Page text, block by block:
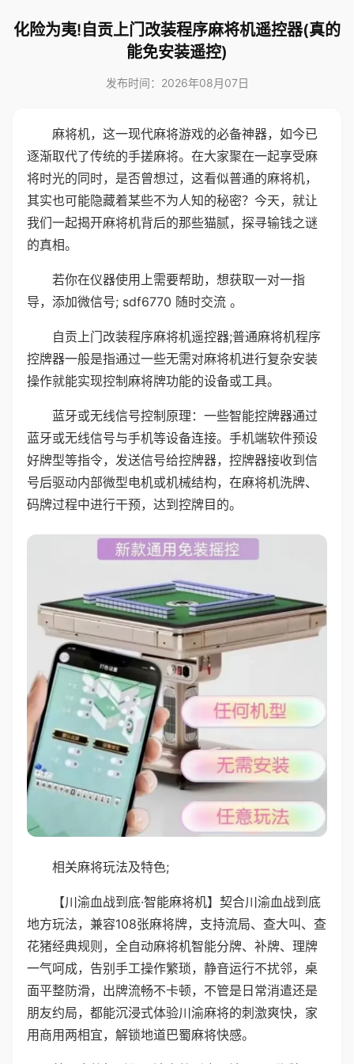
化险为夷!自贡上门改装程序麻将机遥控器(真的
能免安装遥控)
发布时间：2026年08月07日
麻将机，这一现代麻将游戏的必备神器，如今已
逐渐取代了传统的手搓麻将。在大家聚在一起享受麻
将时光的同时，是否曾想过，这看似普通的麻将机，
其实也可能隐藏着某些不为人知的秘密？今天，就让
我们一起揭开麻将机背后的那些猫腻，探寻输钱之谜
的真相。
若你在仪器使用上需要帮助，想获取一对一指
导，添加微信号; sdf6770 随时交流 。
自贡上门改装程序麻将机遥控器;普通麻将机程序
控牌器一般是指通过一些无需对麻将机进行复杂安装
操作就能实现控制麻将牌功能的设备或工具。
蓝牙或无线信号控制原理：一些智能控牌器通过
蓝牙或无线信号与手机等设备连接。手机端软件预设
好牌型等指令，发送信号给控牌器，控牌器接收到信
号后驱动内部微型电机或机械结构，在麻将机洗牌、
码牌过程中进行干预，达到控牌目的。
相关麻将玩法及特色;
【川渝血战到底·智能麻将机】契合川渝血战到底
地方玩法，兼容108张麻将牌，支持流局、查大叫、查
花猪经典规则，全自动麻将机智能分牌、补牌、理牌
一气呵成，告别手工操作繁琐，静音运行不扰邻，桌
面平整防滑，出牌流畅不卡顿，不管是日常消遣还是
朋友约局，都能沉浸式体验川渝麻将的刺激爽快，家
用商用两相宜，解锁地道巴蜀麻将快感。